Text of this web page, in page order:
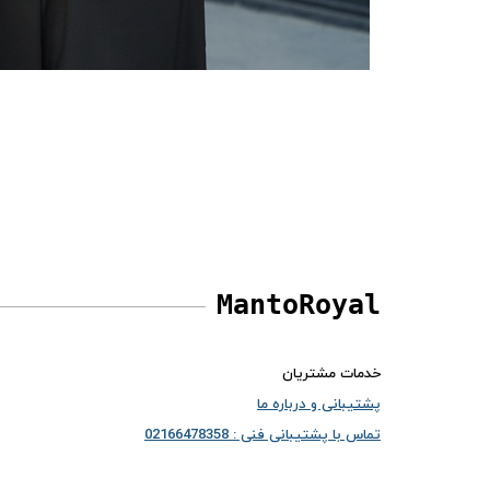
MantoRoyal
خدمات مشتریان
پشتیبانی و درباره ما
تماس با پشتیبانی فنی : 02166478358